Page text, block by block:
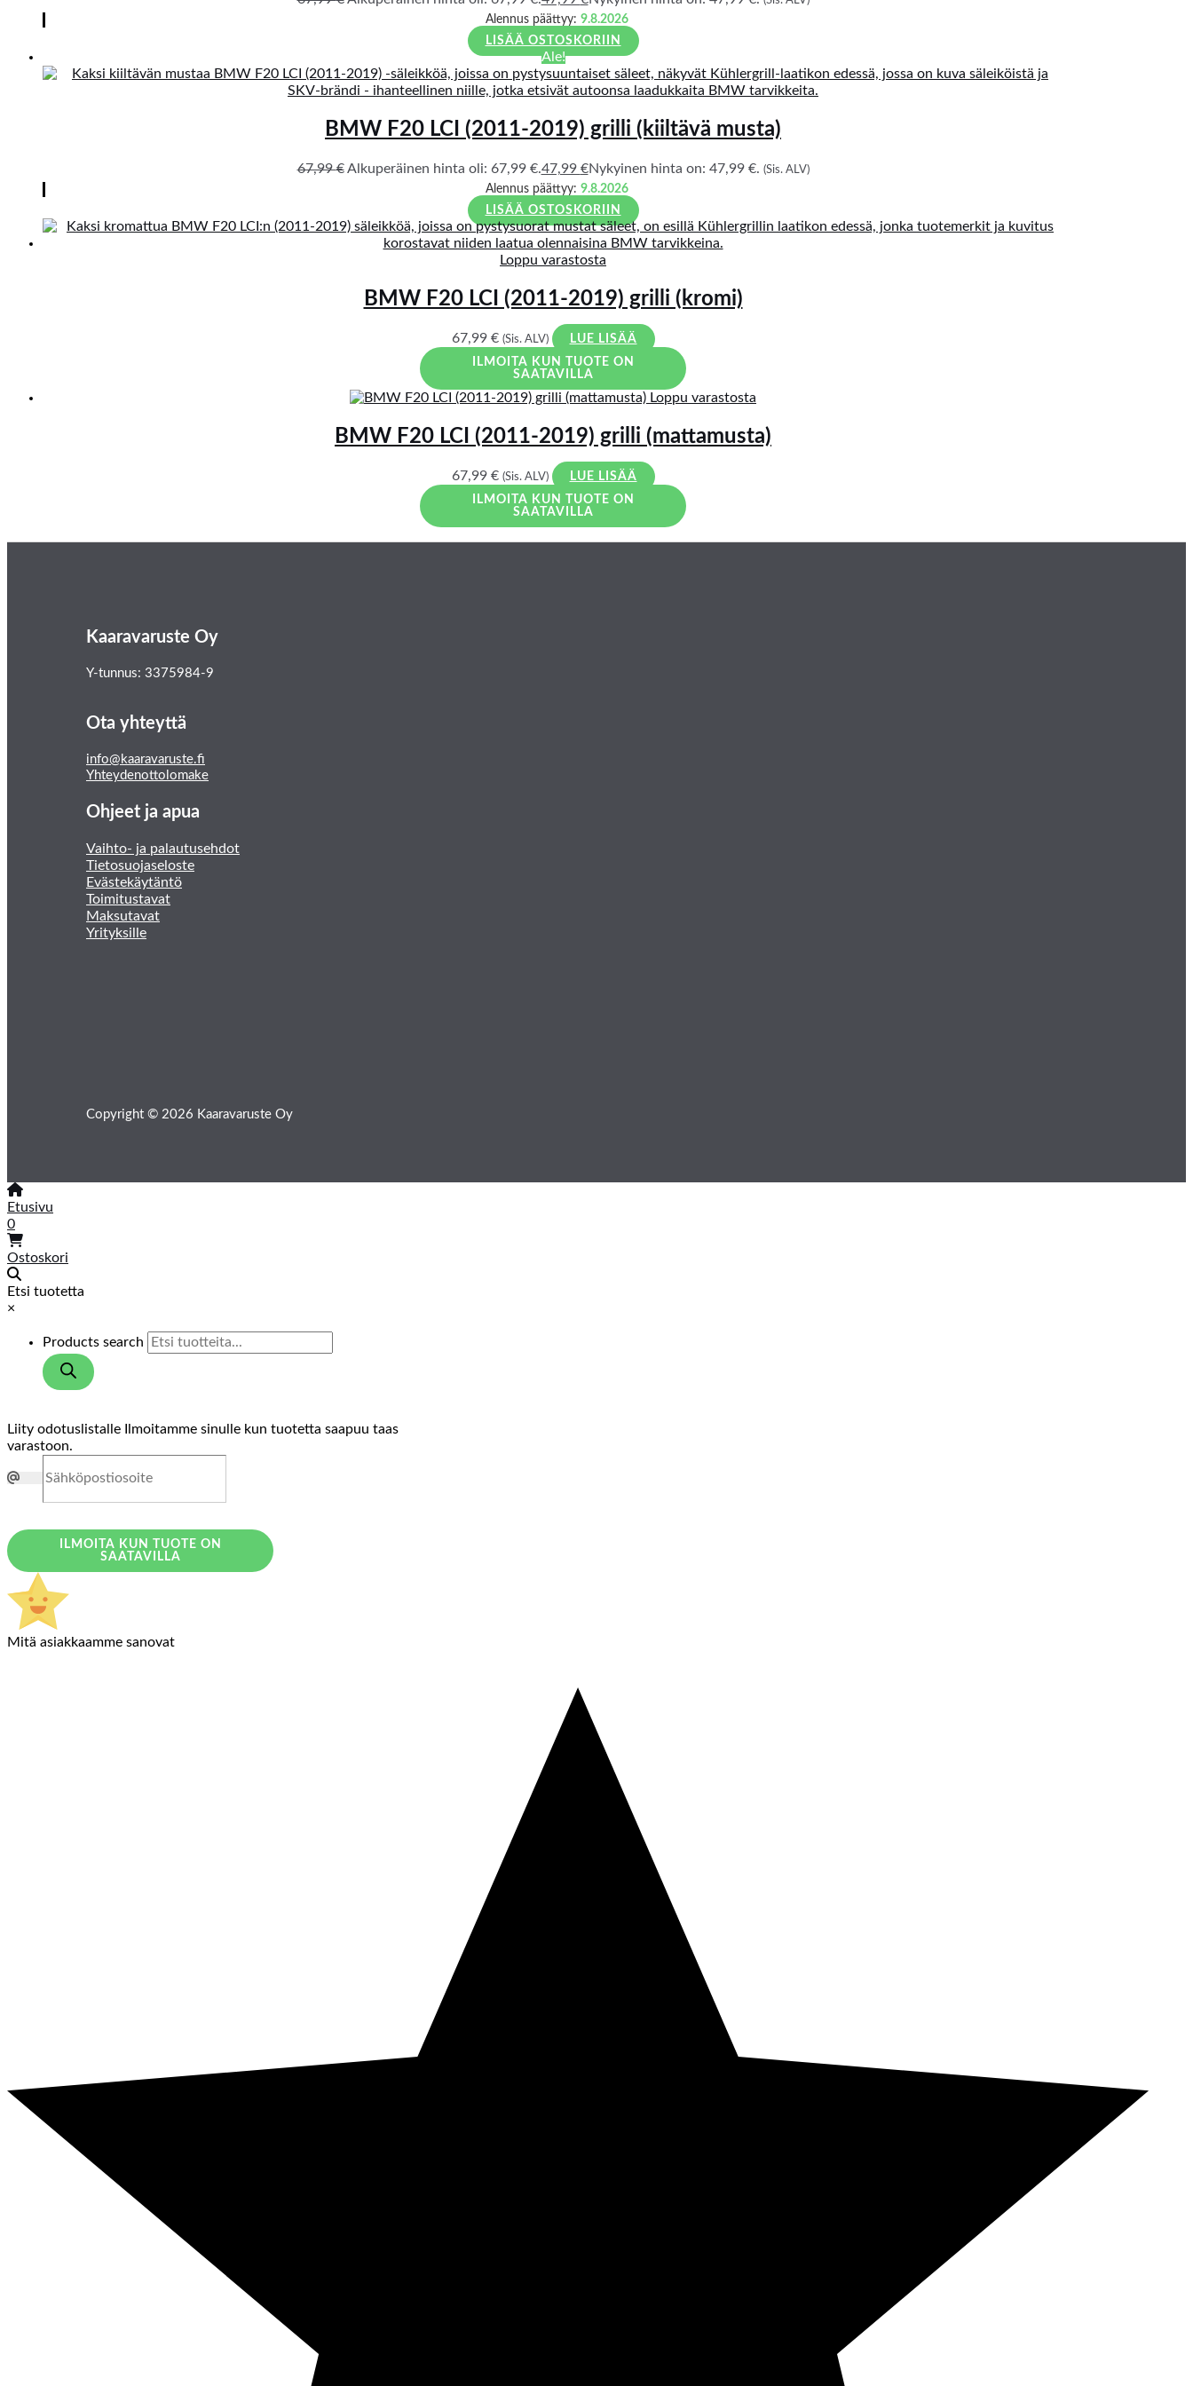
Alennus päättyy: 9.8.2026
LISÄÄ OSTOSKORIIN
Ale!
BMW F20 LCI (2011-2019) grilli (kiiltävä musta)
67,99€ Alkuperäinen hinta oli: 67,99 €.47,99 €Nykyinen hinta on: 47,99 €. (Sis. ALV)
Alennus päättyy: 9.8.2026
LISÄÄ OSTOSKORIIN
Loppu varastosta
BMW F20 LCI (2011-2019) grilli (kromi)
67,99 € (Sis. ALV)
LUE LISÄÄ
ILMOITA KUN TUOTE ON
SAATAVILLA
Loppu varastosta
BMW F20 LCI (2011-2019) grilli (mattamusta)
67,99 € (Sis. ALV)
LUE LISÄÄ
ILMOITA KUN TUOTE ON
SAATAVILLA
Kaaravaruste Oy
Y-tunnus: 3375984-9
Ota yhteyttä
info@kaaravaruste.fi
Yhteydenottolomake
Ohjeet ja apua
Vaihto- ja palautusehdot
Tietosuojaseloste
Evästekäytäntö
Toimitustavat
Maksutavat
Yrityksille
Copyright © 2026 Kaaravaruste Oy
Etusivu
0
Ostoskori
Etsi tuotetta
×
Products search
Liity odotuslistalle Ilmoitamme sinulle kun tuotetta saapuu taas
varastoon.
ILMOITA KUN TUOTE ON
SAATAVILLA
Mitä asiakkaamme sanovat